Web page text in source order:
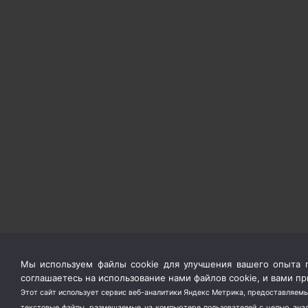
Мы используем файлы cookie для улучшения вашего опыта
соглашаетесь на использование нами файлов cookie, и вами
Этот сайт использует сервис веб-аналитики Яндекс Метрика,